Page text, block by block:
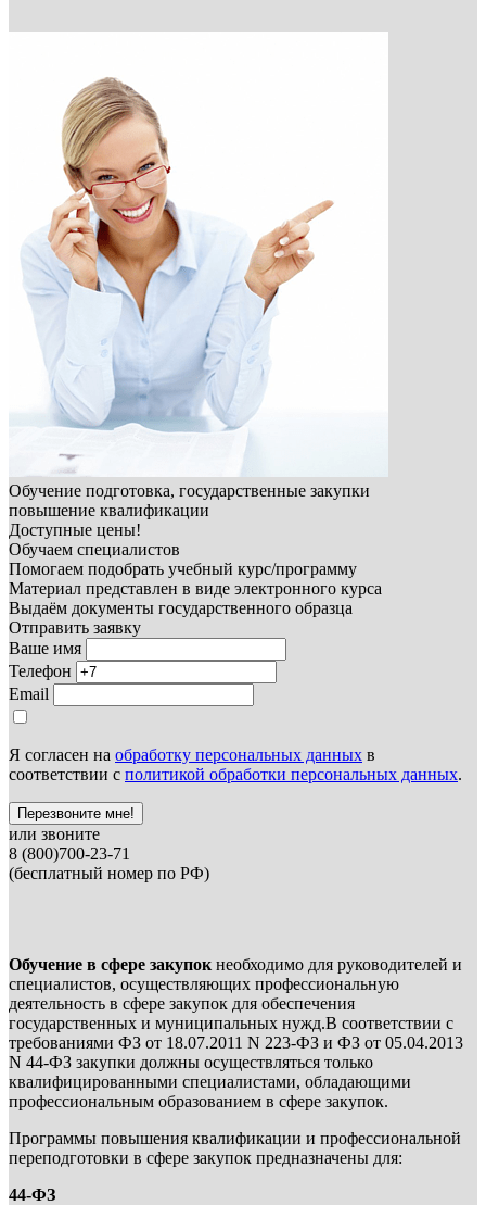
Обучение подготовка, государственные закупки
повышение квалификации
Доступные цены!
Обучаем специалистов
Помогаем подобрать учебный курс/программу
Материал представлен в виде электронного курса
Выдаём документы государственного образца
Отправить заявку
Ваше имя
Телефон
Email
Я согласен на обработку персональных данных в
соответствии с политикой обработки персональных данных.
Перезвоните мне!
или звоните
8 (800)700-23-71
(бесплатный номер по РФ)
Обучение в сфере закупок необходимо для руководителей и
специалистов, осуществляющих профессиональную
деятельность в сфере закупок для обеспечения
государственных и муниципальных нужд.В соответствии с
требованиями ФЗ от 18.07.2011 N 223-ФЗ и ФЗ от 05.04.2013
N 44-ФЗ закупки должны осуществляться только
квалифицированными специалистами, обладающими
профессиональным образованием в сфере закупок.
Программы повышения квалификации и профессиональной
переподготовки в сфере закупок предназначены для:
44-ФЗ